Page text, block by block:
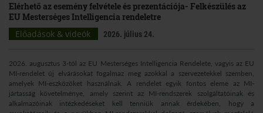
Elérhető az esemény felvétele és prezentációja- Felkészülés az
EU Mesterséges Intelligencia rendeletre
Előadások & videók
2026. július 24.
2026. augusztus 3-tól az EU Mesterséges Intelligencia Rendelete, vagyis az EU
MI-rendelet új elvárásokat fogalmaz meg azokkal a szervezetekkel szemben,
amelyek MI-eszközöket használnak. A rendelet egyik fontos eleme az MI-
jártasság követelménye, amely szerint az MI-rendszerek szolgáltatóinak és
alkalmazóinak intézkedéseket kell tenniük annak érdekében, hogy a